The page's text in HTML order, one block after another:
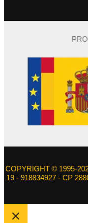
COPYRIGHT © 1995-
19 - 918834927 - CP